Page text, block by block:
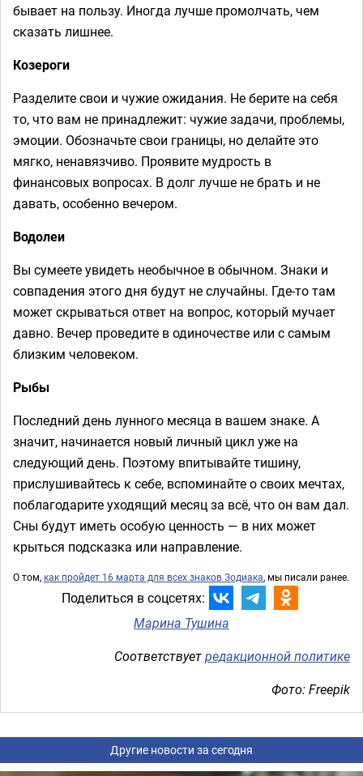
бывает на пользу. Иногда лучше промолчать, чем
сказать лишнее.
Козероги
Разделите свои и чужие ожидания. Не берите на себя
то, что вам не принадлежит: чужие задачи, проблемы,
эмоции. Обозначьте свои границы, но делайте это
мягко, ненавязчиво. Проявите мудрость в
финансовых вопросах. В долг лучше не брать и не
давать, особенно вечером.
Водолеи
Вы сумеете увидеть необычное в обычном. Знаки и
совпадения этого дня будут не случайны. Где-то там
может скрываться ответ на вопрос, который мучает
давно. Вечер проведите в одиночестве или с самым
близким человеком.
Рыбы
Последний день лунного месяца в вашем знаке. А
значит, начинается новый личный цикл уже на
следующий день. Поэтому впитывайте тишину,
прислушивайтесь к себе, вспоминайте о своих мечтах,
поблагодарите уходящий месяц за всё, что он вам дал.
Сны будут иметь особую ценность — в них может
крыться подсказка или направление.
О том, как пройдет 16 марта для всех знаков Зодиака, мы писали ранее.
Поделиться в соцсетях:
Марина Тушина
Соответствуетредакционной политике
Фото: Freepik
Другие новости за сегодня